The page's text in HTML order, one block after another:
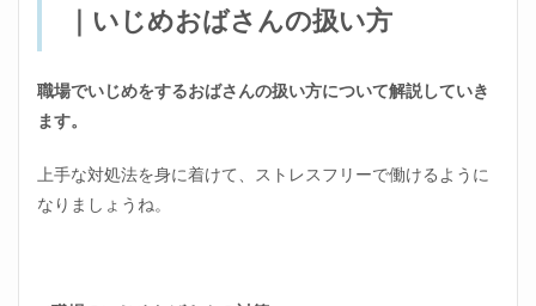
｜いじめおばさんの扱い方
職場でいじめをするおばさんの扱い方について解説していき
ます。
上手な対処法を身に着けて、ストレスフリーで働けるように
なりましょうね。